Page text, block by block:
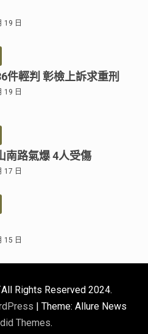
19 日
件輕判 彰檢上訴求重刑
19 日
南路氣爆 4人受傷
17 日
15 日
Rights Reserved 2024.
| Theme: Allure News
Themes.